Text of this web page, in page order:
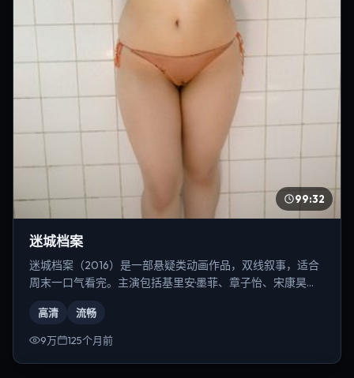
99:32
迷城档案
迷城档案（2016）是一部悬疑类动画作品，双线叙事，适合
周末一口气看完。主演包括基里安·墨菲、章子怡、宋康昊
高清 流畅
9万 125个月前